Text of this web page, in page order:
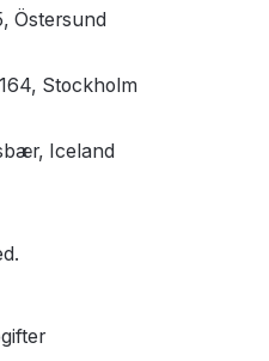
Östersund
Stockholm
Iceland